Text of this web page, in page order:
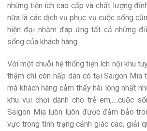
những tiện ích cao cấp và chất lượng
nữa là các dịch vụ phục vụ cuộc sống
hiện đại nhằm đáp ứng tất cả những
sống của khách hàng.
Với một chuỗi hệ thống tiện ích nội khu
thậm chí còn hấp dãn có tại Saigon Mia
mà khách hàng cảm thấy hài lòng nhất
khu vui chơi dành cho trẻ em,….cuộc
Saigon Mia luôn luôn được đảm bảo
vực trong tình trạng cảnh giác cao, giải